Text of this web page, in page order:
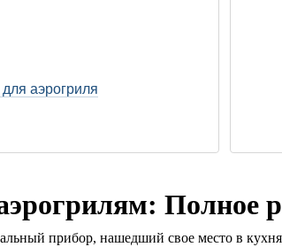
Полное
прибор, нашедший свое место в
аэрогриля